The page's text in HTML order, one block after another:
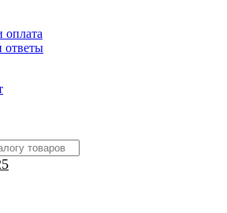
оплата
ответы